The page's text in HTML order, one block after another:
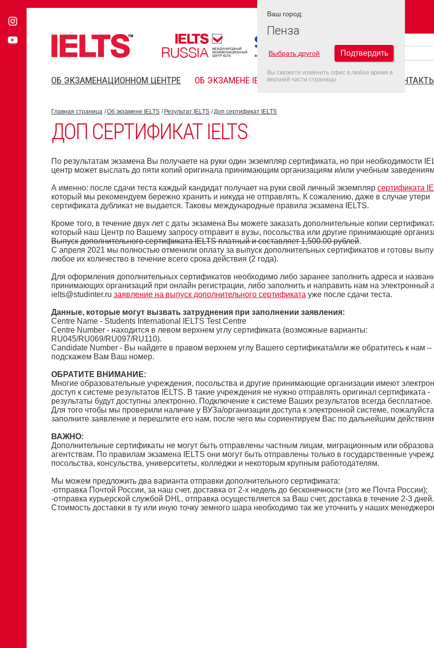
ОБ ЭКЗАМЕНАЦИОННОМ ЦЕНТРЕ ОБ ЭКЗАМЕНЕ IELTS FAQ ДАТЫ IELTS 2022
Главная страница Об экзамене IELTS Результат IELTS Доп сертификат IELTS
ДОП СЕРТИФИКАТ IELTS
По результатам экзамена Вы получаете на руки один экземпляр сертификата, но при необходимости
центр может выслать до пяти копий оригинала принимающим организациям и/или учебным
А именно: после сдачи теста каждый кандидат получает на руки свой личный экземпляр сертификата
который мы рекомендуем бережно хранить и никуда не отправлять. К сожалению, даже в случае утери
сертификата дубликат не выдается. Таковы международные правила экзамена IELTS.
Кроме того, в течение двух лет с даты экзамена Вы можете заказать дополнительные копии
который наш Центр по Вашему запросу отправит в вузы, посольства или другие принимающие
Выпуск дополнительного сертификата IELTS платный и составляет 1,500.00 рублей.
С апреля 2021 мы полностью отменили оплату за выпуск дополнительных сертификатов и готовы
любое их количество в течение всего срока действия (2 года).
Для оформления дополнительных сертификатов необходимо либо заранее заполнить адреса и
принимающих организаций при онлайн регистрации, либо заполнить и направить нам на электронный
ielts@studinter.ru заявление на выпуск дополнительного сертификата уже после сдачи теста.
Данные, которые могут вызвать затруднения при заполнении заявления:
Сentre Name - Students International IELTS Test Centre
Centre Number - находится в левом верхнем углу сертификата (возможные варианты:
RU045/RU069/RU097/RU110).
Candidate Number - Вы найдете в правом верхнем углу Вашего сертификата/или же обратитесь к нам
подскажем Вам Ваш номер.
ОБРАТИТЕ ВНИМАНИЕ:
Многие образовательные учреждения, посольства и другие принимающие организации имеют
доступ к системе результатов IELTS. В такие учреждения не нужно отправлять оригинал сертификата -
результаты будут доступны электронно. Подключение к системе Ваших результатов всегда бесплатное.
Для того чтобы мы проверили наличие у ВУЗа/организации доступа к электронной системе,
заполните заявление и перешлите его нам, после чего мы сориентируем Вас по дальнейшим
ВАЖНО:
Дополнительные сертификаты не могут быть отправлены частным лицам, миграционным или
агентствам. По правилам экзамена IELTS они могут быть отправлены только в государственные
посольства, консульства, университеты, колледжи и некоторым крупным работодателям.
Мы можем предложить два варианта отправки дополнительного сертификата:
-отправка Почтой России, за наш счет, доставка от 2-х недель до бесконечности (это же Почта России);
-отправка курьерской службой DHL, отправка осуществляется за Ваш счет, доставка в течение 2-3 дней.
Стоимость доставки в ту или иную точку земного шара необходимо так же уточнить у наших
Ваш город:
Пенза
Выбрать другой Подтвердить
Вы сможете изменить офис в любое время в
верхней части страницы